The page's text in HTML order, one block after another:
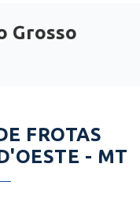
Grosso
FROTAS
- MT